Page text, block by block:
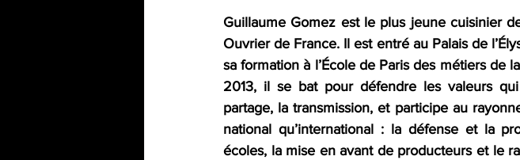
Guillaume Gomez est le plus jeune cuisinier
Ouvrier de France. Il est entré au Palais de
sa formation à l’École de Paris des métiers de
2013, il se bat pour défendre les valeurs
partage, la transmission, et participe au
national qu’international : la défense et la
écoles, la mise en avant de producteurs et le